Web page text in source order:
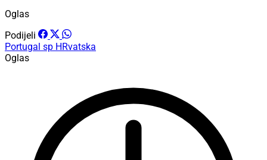
Oglas
Podijeli
Portugal sp HRvatska
Oglas